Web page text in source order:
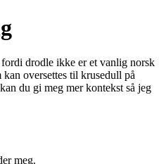
drodle ikke er et vanlig norsk
oversettes til krusedull på
du gi meg mer kontekst så jeg
meg.